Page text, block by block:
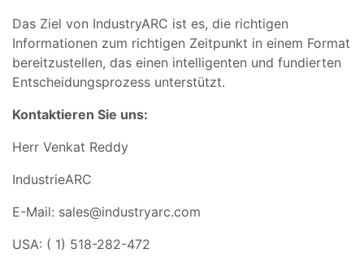
Das Ziel von IndustryARC ist es, die richtigen
Informationen zum richtigen Zeitpunkt in einem Format
bereitzustellen, das einen intelligenten und fundierten
Entscheidungsprozess unterstützt.
Kontaktieren Sie uns:
Herr Venkat Reddy
IndustrieARC
E-Mail: sales@industryarc.com
USA: ( 1) 518-282-472